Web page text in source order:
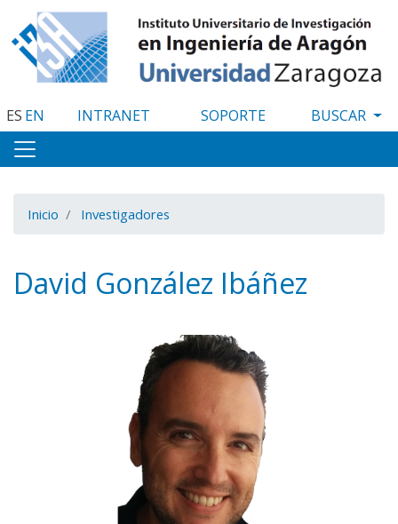
al
contenido
principal
ES EN INTRANET SOPORTE
Inicio Investigadores
David González Ibáñez